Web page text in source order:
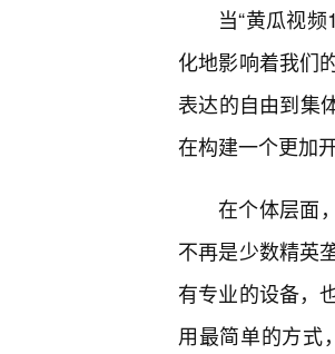
当“黄瓜视
化地影响着我们
表达的自由到集
在构建一个更加
在个体层面
不再是少数精英
有专业的设备，
用最简单的方式